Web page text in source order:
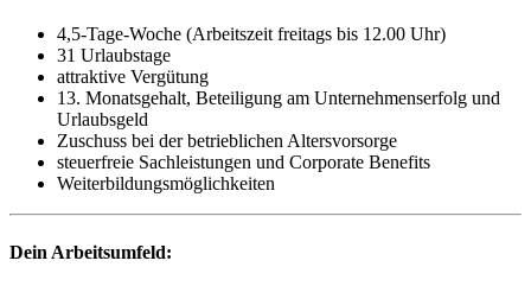
4,5-Tage-Woche (Arbeitszeit freitags bis 12.00 Uhr)
31 Urlaubstage
attraktive Vergütung
13. Monatsgehalt, Beteiligung am Unternehmenserfolg und
Urlaubsgeld
Zuschuss bei der betrieblichen Altersvorsorge
steuerfreie Sachleistungen und Corporate Benefits
Weiterbildungsmöglichkeiten
Dein Arbeitsumfeld: